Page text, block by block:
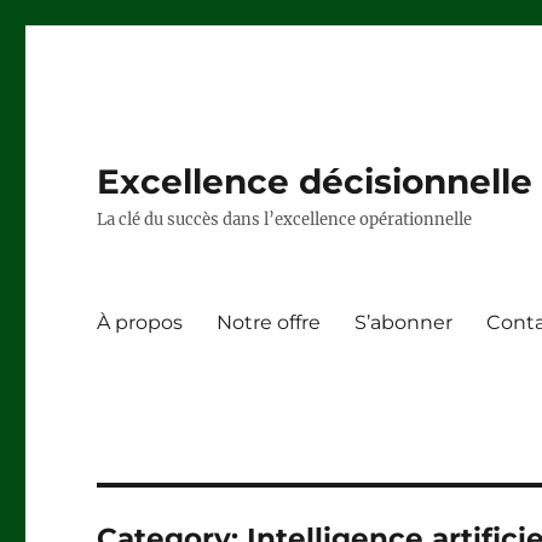
Excellence
La clé du succès dans l’excellence opérationnelle
À propos Notre offre S’abonner